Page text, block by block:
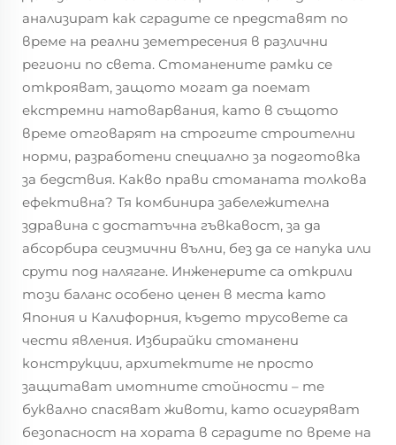
анализират как сградите се представят по
време на реални земетресения в различни
региони по света. Стоманените рамки се
открояват, защото могат да поемат
екстремни натоварвания, като в същото
време отговарят на строгите строителни
норми, разработени специално за подготовка
за бедствия. Какво прави стоманата толкова
ефективна? Тя комбинира забележителна
здравина с достатъчна гъвкавост, за да
абсорбира сеизмични вълни, без да се напука или
срути под налягане. Инженерите са открили
този баланс особено ценен в места като
Япония и Калифорния, където трусовете са
чести явления. Избирайки стоманени
конструкции, архитектите не просто
защитават имотните стойности – те
буквално спасяват животи, като осигуряват
безопасност на хората в сградите по време на